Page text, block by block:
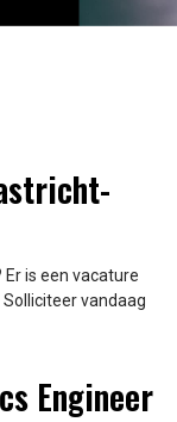
is een vacature
vandaag
Engineer